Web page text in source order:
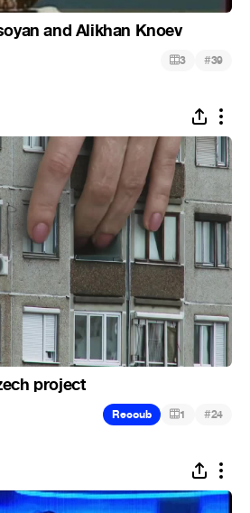
and Alikhan Knoev
3 #39
project
Recoub 1 #24